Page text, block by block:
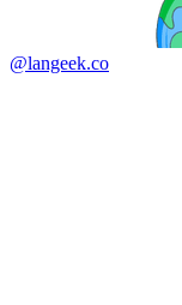
@langeek.co